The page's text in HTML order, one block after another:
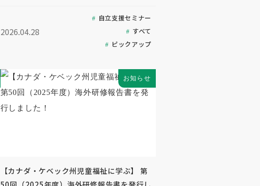
2026.04.28
自立支援セミナー
すべて
ピックアップ
お知らせ
【カナダ・ケベック州児童福祉に学ぶ】 第